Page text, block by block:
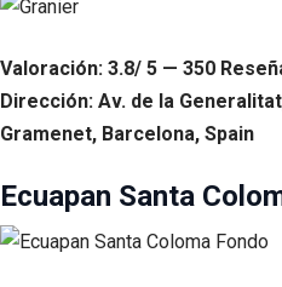
Valoración: 3.8/ 5 — 350
Dirección: Av. de la
Gramenet, Barcelona, Spain
Ecuapan Santa